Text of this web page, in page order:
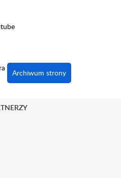
Archiwum strony